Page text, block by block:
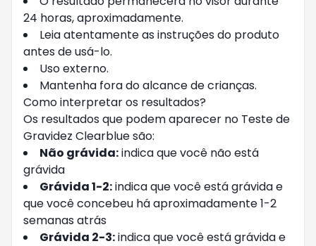
24 horas, aproximadamente.
Leia atentamente as instruções do produto
antes de usá-lo.
Uso externo.
Mantenha fora do alcance de crianças.
Como interpretar os resultados?
Os resultados que podem aparecer no Teste de
Gravidez Clearblue são:
Não grávida:indica que você não está
grávida
Grávida 1-2:indica que você está grávida e
que você concebeu há aproximadamente 1-2
semanas atrás
Grávida 2-3:indica que você está grávida e